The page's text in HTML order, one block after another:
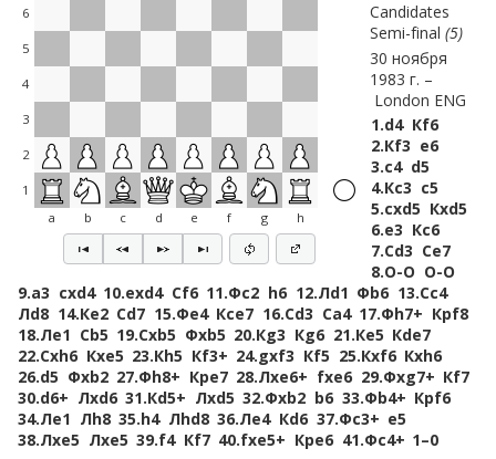
6
5
4
3
2
1
a
b c d e f g h
Candidates
Semi-final 5
30 ноября
1983 г.
London ENG
1.d4 Кf6
2.Кf3 e6
3.c4 d5
4.Кc3 c5
5.cxd5 Кxd5
6.e3 Кc6
7.Сd3 Сe7
8.O-O O-O
9.a3 cxd4 10.exd4 Сf6 11.Фc2 h6 12.Лd1 Фb6 13.Сc4
Лd8 14.Кe2 Сd7 15.Фe4 Кce7 16.Сd3 Сa4 17.Фh7+ Крf8
18.Лe1 Сb5 19.Сxb5 Фxb5 20.Кg3 Кg6 21.Кe5 Кde7
22.Сxh6 Кxe5 23.Кh5 Кf3+ 24.gxf3 Кf5 25.Кxf6 Кxh6
26.d5 Фxb2 27.Фh8+ Крe7 28.Лxe6+ fxe6 29.Фxg7+ Кf7
30.d6+ Лxd6 31.Кd5+ Лxd5 32.Фxb2 b6 33.Фb4+ Крf6
34.Лe1 Лh8 35.h4 Лhd8 36.Лe4 Кd6 37.Фc3+ e5
38.Лxe5 Лxe5 39.f4 Кf7 40.fxe5+ Крe6 41.Фc4+ 1–0